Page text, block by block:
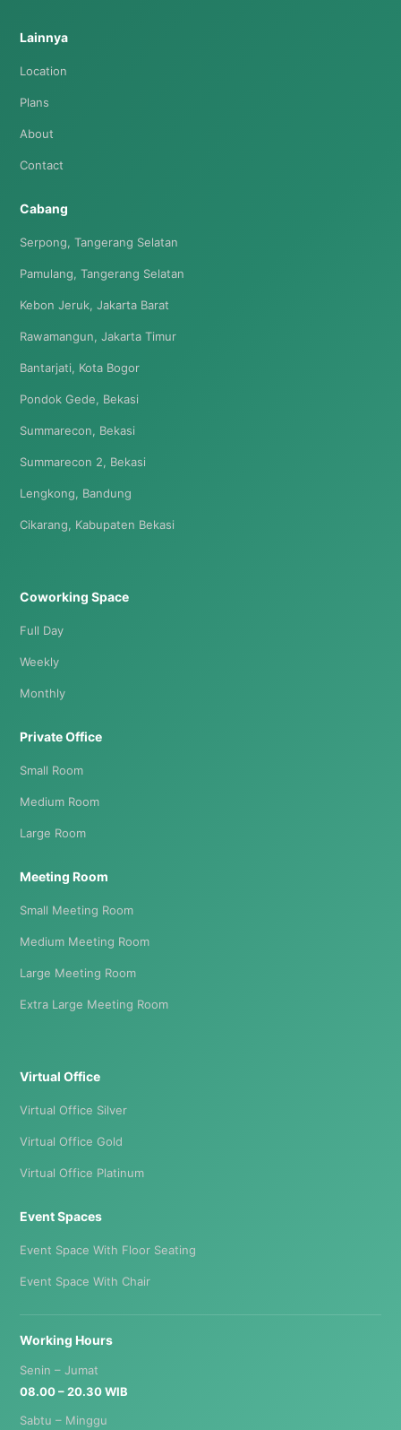
Lainnya
Location
Plans
About
Contact
Cabang
Serpong, Tangerang Selatan
Pamulang, Tangerang Selatan
Kebon Jeruk, Jakarta Barat
Rawamangun, Jakarta Timur
Bantarjati, Kota Bogor
Pondok Gede, Bekasi
Summarecon, Bekasi
Summarecon 2, Bekasi
Lengkong, Bandung
Cikarang, Kabupaten Bekasi
Coworking Space
Full Day
Weekly
Monthly
Private Office
Small Room
Medium Room
Large Room
Meeting Room
Small Meeting Room
Medium Meeting Room
Large Meeting Room
Extra Large Meeting Room
Virtual Office
Virtual Office Silver
Virtual Office Gold
Virtual Office Platinum
Event Spaces
Event Space With Floor Seating
Event Space With Chair
Working Hours
Senin – Jumat
08.00 – 20.30 WIB
Sabtu – Minggu